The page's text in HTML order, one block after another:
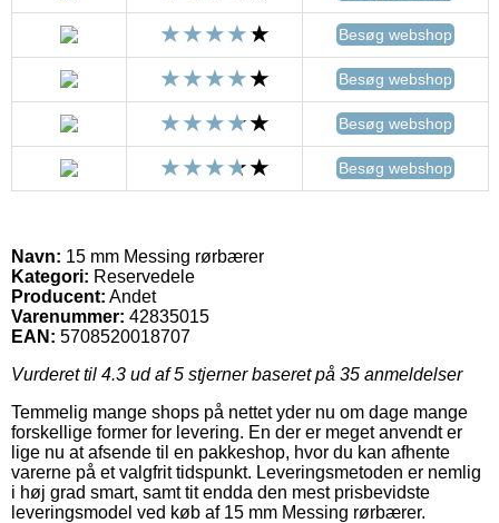
Besøg webshop
Besøg webshop
Besøg webshop
Besøg webshop
Navn: 15 mm Messing rørbærer
Kategori: Reservedele
Producent: Andet
Varenummer: 42835015
EAN: 5708520018707
Vurderet til 4.3 ud af 5 stjerner baseret på 35 anmeldelser
Temmelig mange shops på nettet yder nu om dage mange
forskellige former for levering. En der er meget anvendt er
lige nu at afsende til en pakkeshop, hvor du kan afhente
varerne på et valgfrit tidspunkt. Leveringsmetoden er nemlig
i høj grad smart, samt tit endda den mest prisbevidste
leveringsmodel ved køb af 15 mm Messing rørbærer.